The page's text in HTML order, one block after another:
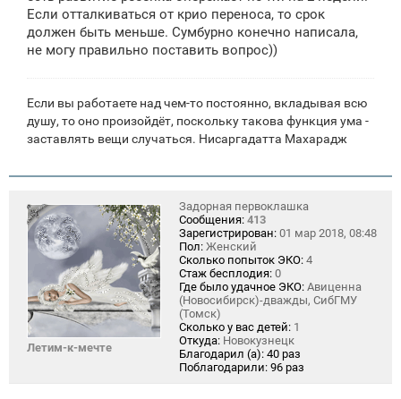
Если отталкиваться от крио переноса, то срок
должен быть меньше. Сумбурно конечно написала,
не могу правильно поставить вопрос))
Если вы работаете над чем-то постоянно, вкладывая всю
душу, то оно произойдёт, поскольку такова функция ума -
заставлять вещи случаться. Нисаргадатта Махарадж
Летим-к-мечте
Задорная первоклашка
Сообщения: 413
Зарегистрирован: 01 мар 2018, 08:48
Пол: Женский
Сколько попыток ЭКО: 4
Стаж бесплодия: 0
Где было удачное ЭКО: Авиценна
(Новосибирск)-дважды, СибГМУ
(Томск)
Сколько у вас детей: 1
Откуда: Новокузнецк
Благодарил (а): 40 раз
Поблагодарили: 96 раз